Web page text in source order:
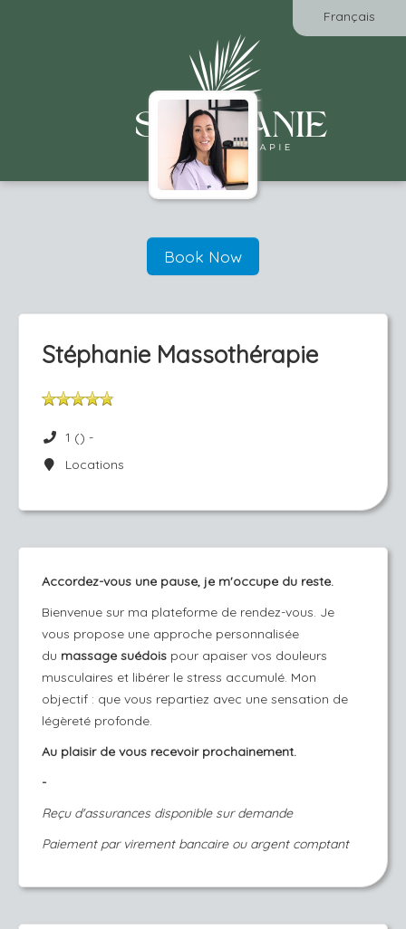
Français
Book Now
Stéphanie Massothérapie
1 () -
Locations
Accordez-vous une pause, je m'occupe du reste.
Bienvenue sur ma plateforme de rendez-vous. Je
vous propose une approche personnalisée
du massage suédois pour apaiser vos douleurs
musculaires et libérer le stress accumulé. Mon
objectif : que vous repartiez avec une sensation de
légèreté profonde.
Au plaisir de vous recevoir prochainement.
-
Reçu d'assurances disponible sur demande
Paiement par virement bancaire ou argent comptant